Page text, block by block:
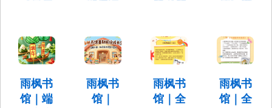
切吊龙
拌面】
鲜切吊龙
拌面/香菜
鲜切吊龙
营”7月
13日全
年龄读
书会开
启！
阅读成
长
营”招
募了！
每天一次
会
时间：6月
18日下午
17：00
雨枫书
馆｜端
雨枫书
馆｜
雨枫书
馆｜全
雨枫书
馆｜全